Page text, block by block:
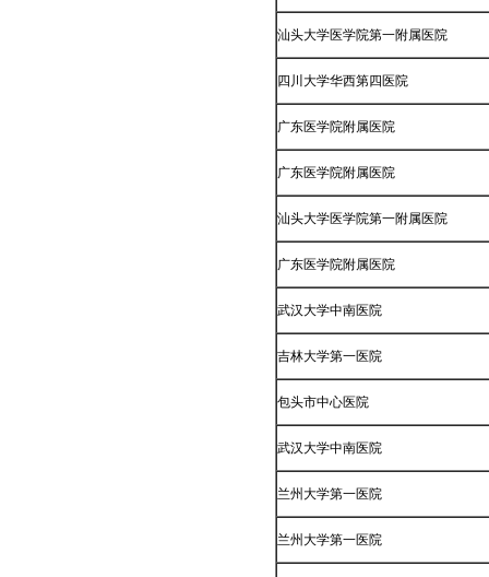
汕头大学医学院第一附属医院
四川大学华西第四医院
广东医学院附属医院
广东医学院附属医院
汕头大学医学院第一附属医院
广东医学院附属医院
武汉大学中南医院
吉林大学第一医院
包头市中心医院
武汉大学中南医院
兰州大学第一医院
兰州大学第一医院